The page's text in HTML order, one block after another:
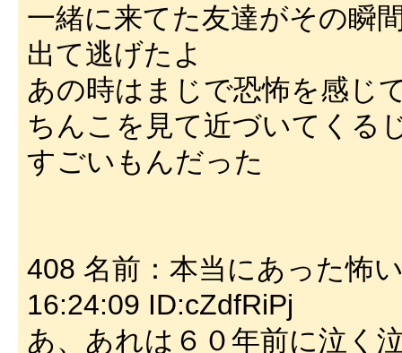
一緒に来てた友達がその瞬
出て逃げたよ
あの時はまじで恐怖を感じ
ちんこを見て近づいてくる
すごいもんだった
408 名前：本当にあった怖
16:24:09 ID:cZdfRiPj
あ、あれは６０年前に泣く